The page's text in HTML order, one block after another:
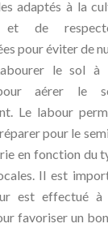
adaptés à la
de
pour éviter de
le sol à
aérer le
Le labour
pour le
en fonction du
Il est
est effectué à
favoriser un